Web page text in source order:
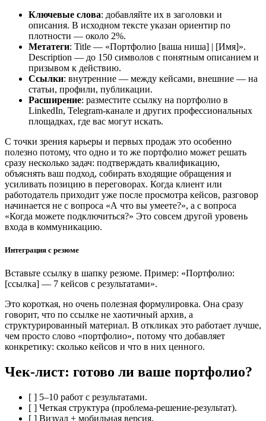
Ключевые слова: добавляйте их в заголовки и
описания. В исходном тексте указан ориентир по
плотности — около 2%.
Метатеги: Title — «Портфолио [ваша ниша] | [Имя]».
Description — до 150 символов с понятным описанием и
призывом к действию.
Ссылки: внутренние — между кейсами, внешние — на
статьи, профили, публикации.
Расширение: разместите ссылку на портфолио в
LinkedIn, Telegram-канале и других профессиональных
площадках, где вас могут искать.
С точки зрения карьеры и первых продаж это особенно
полезно потому, что одно и то же портфолио может решать
сразу несколько задач: подтверждать квалификацию,
объяснять ваш подход, собирать входящие обращения и
усиливать позицию в переговорах. Когда клиент или
работодатель приходит уже после просмотра кейсов, разговор
начинается не с вопроса «А что вы умеете?», а с вопроса
«Когда можете подключиться?» Это совсем другой уровень
входа в коммуникацию.
Интеграция с резюме
Вставьте ссылку в шапку резюме. Пример: «Портфолио:
[ссылка] — 7 кейсов с результатами».
Это короткая, но очень полезная формулировка. Она сразу
говорит, что по ссылке не хаотичный архив, а
структурированный материал. В откликах это работает лучше,
чем просто слово «портфолио», потому что добавляет
конкретику: сколько кейсов и что в них ценного.
Чек-лист: готово ли ваше портфолио?
[ ] 5–10 работ с результатами.
[ ] Четкая структура (проблема-решение-результат).
[ ] Визуал + мобильная версия.